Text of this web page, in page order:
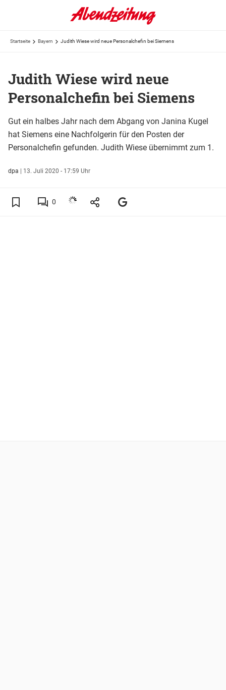
Startseite Bayern Judith Wiese wird neue Personalchefin bei Siemens
Judith Wiese wird neue
Personalchefin bei Siemens
Gut ein halbes Jahr nach dem Abgang von Janina Kugel
hat Siemens eine Nachfolgerin für den Posten der
Personalchefin gefunden. Judith Wiese übernimmt zum 1.
dpa | 13. Juli 2020 - 17:59 Uhr
0